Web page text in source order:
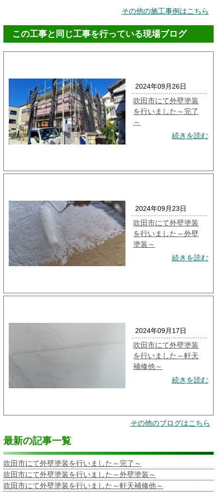
その他の施工事例はこちら
この工事と同じ工事を行っている現場ブログ
2024年09月26日
吹田市にて外壁塗装
を行いました～完了
～
続きを読む
2024年09月23日
吹田市にて外壁塗装
を行いました～外壁
塗装～
続きを読む
2024年09月17日
吹田市にて外壁塗装
を行いました～軒天
補修他～
続きを読む
その他のブログはこちら
最新の記事一覧
吹田市にて外壁塗装を行いました～完了～
吹田市にて外壁塗装を行いました～外壁塗装～
吹田市にて外壁塗装を行いました～軒天補修他～